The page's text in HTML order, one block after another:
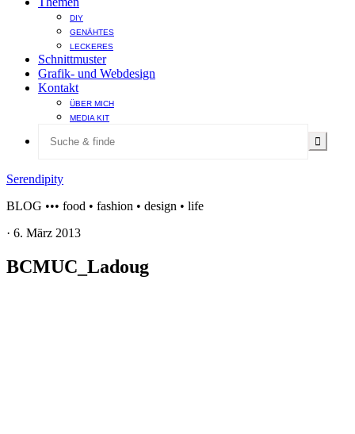
DIY
GENÄHTES
LECKERES
Schnittmuster
Grafik- und Webdesign
Kontakt
ÜBER MICH
MEDIA KIT
Serendipity
BLOG ••• food • fashion • design • life
· 6. März 2013
BCMUC_Ladoug